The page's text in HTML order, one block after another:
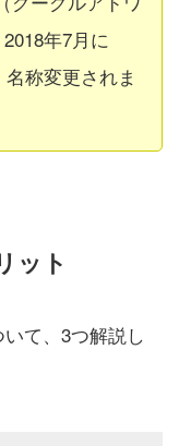
年7月に
名称変更されま
ット
て、3つ解説し